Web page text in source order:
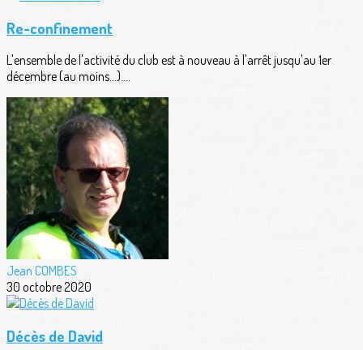
Re-confinement
L'ensemble de l'activité du club est à nouveau à l'arrêt jusqu'au 1er
décembre (au moins...)....
Jean COMBES
30 octobre 2020
Décès de David